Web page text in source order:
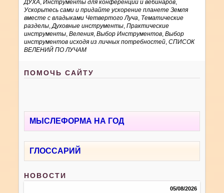
ДУХА ,Инструменты для конференций и вебинаров
Ускорьтесь сами и придайте ускорение планете Земля
вместе с владыками Четвертого Луча Тематические
разделы ,Духовные инструменты ,Практические
инструменты ,Веления ,Выбор Инструментов ,Выбор
инструментов исходя из личных потребностей ,СПИСОК
ВЕЛЕНИЙ ПО ЛУЧАМ
ПОМОЧЬ САЙТУ
МЫСЛЕФОРМА НА ГОД
ГЛОССАРИЙ
НОВОСТИ
05/08/2026